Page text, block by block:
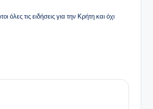
όλες τις ειδήσεις για την Κρήτη και όχι